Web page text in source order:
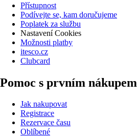
Přístupnost
Podívejte se, kam doručujeme
Poplatek za službu
Nastavení Cookies
Možnosti platby
itesco.cz
Clubcard
Pomoc s prvním nákupem
Jak nakupovat
Registrace
Rezervace času
Oblíbené